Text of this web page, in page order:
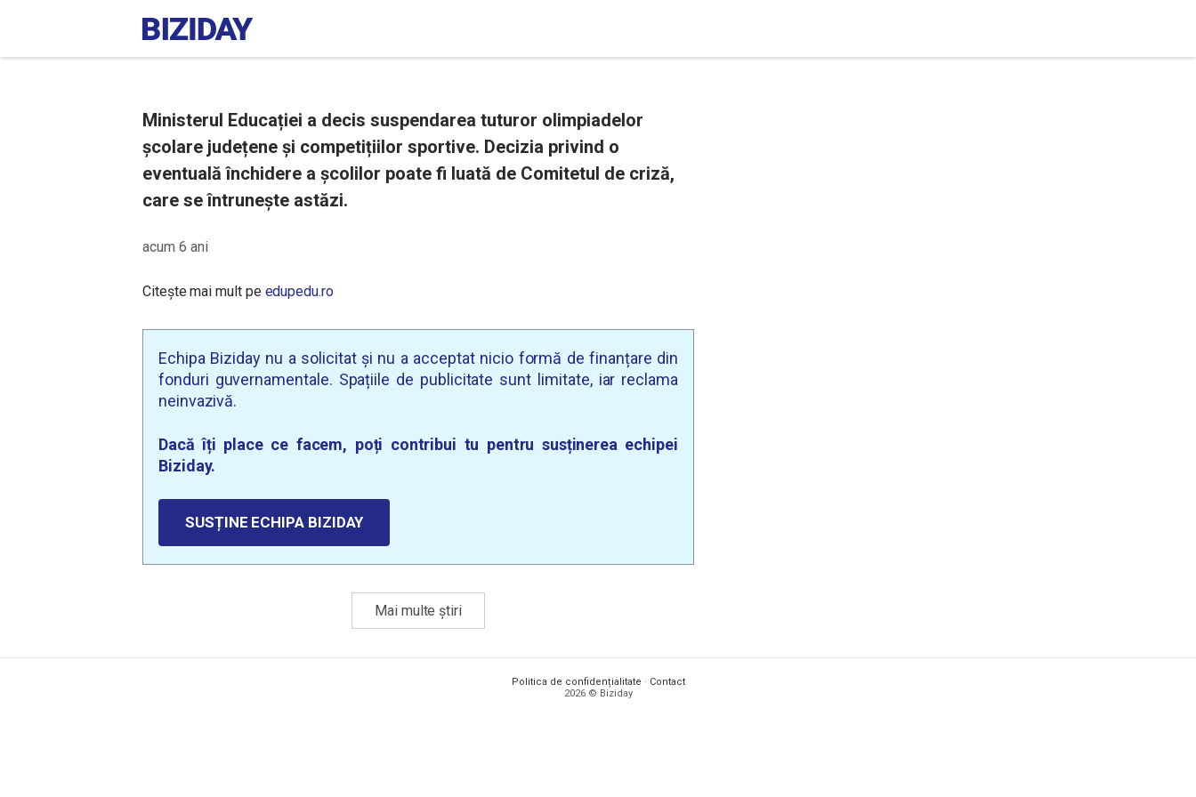
Ministerul Educației a decis suspendarea tuturor olimpiadelor
școlare județene și competițiilor sportive. Decizia privind o
eventuală închidere a școlilor poate fi luată de Comitetul de criză,
care se întrunește astăzi.
acum 6 ani
Citește mai mult pe edupedu.ro
Echipa Biziday nu a solicitat și nu a acceptat nicio formă de finanțare din
fonduri guvernamentale. Spațiile de publicitate sunt limitate, iar reclama
neinvazivă.
Dacă îți place ce facem, poți contribui tu pentru susținerea echipei
Biziday.
SUSȚINE ECHIPA BIZIDAY
Mai multe știri
Politica de confidențialitate · Contact
2026 © Biziday